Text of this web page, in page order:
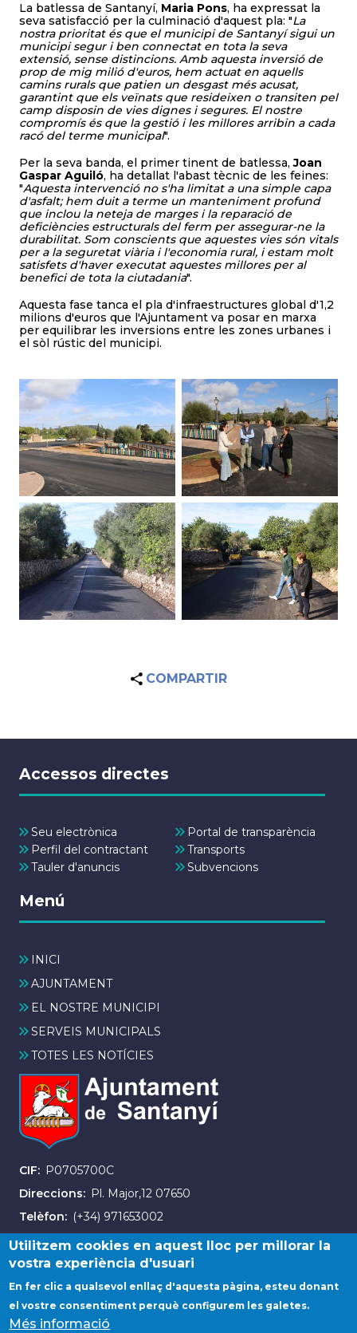
La batlessa de Santanyí, Maria Pons, ha expressat la
seva satisfacció per la culminació d'aquest pla: "La
nostra prioritat és que el municipi de Santanyí sigui un
municipi segur i ben connectat en tota la seva
extensió, sense distincions. Amb aquesta inversió de
prop de mig milió d'euros, hem actuat en aquells
camins rurals que patien un desgast més acusat,
garantint que els veïnats que resideixen o transiten pel
camp disposin de vies dignes i segures. El nostre
compromís és que la gestió i les millores arribin a cada
racó del terme municipal".
Per la seva banda, el primer tinent de batlessa,Joan
Gaspar Aguiló, ha detallat l'abast tècnic de les feines:
"Aquesta intervenció no s'ha limitat a una simple capa
d'asfalt; hem duit a terme un manteniment profund
que inclou la neteja de marges i la reparació de
deficiències estructurals del ferm per assegurar-ne la
durabilitat. Som conscients que aquestes vies són vitals
per a la seguretat viària i l'economia rural, i estam molt
satisfets d'haver executat aquestes millores per al
benefici de tota la ciutadania".
Aquesta fase tanca el pla d'infraestructures global d'1,2
milions d'euros que l'Ajuntament va posar en marxa
per equilibrar les inversions entre les zones urbanes i
el sòl rústic del municipi.
COMPARTIR
Accessos directes
Seu electrònica
Portal de transparència
Perfil del contractant
Transports
Tauler d'anuncis
Subvencions
Menú
INICI
AJUNTAMENT
EL NOSTRE MUNICIPI
SERVEIS MUNICIPALS
TOTES LES NOTÍCIES
CIF
P0705700C
Direccions
Pl. Major,12 07650
Telèfon
(+34) 971653002
Fax (+34) 971163007
© Ajuntament de Santanyí. Tots els drets reservats.
Utilitzem cookies en aquest lloc per millorar la
vostra experiència d'usuari
En fer clic a qualsevol enllaç d'aquesta pàgina, esteu donant
el vostre consentiment perquè configurem les galetes.
Més informació